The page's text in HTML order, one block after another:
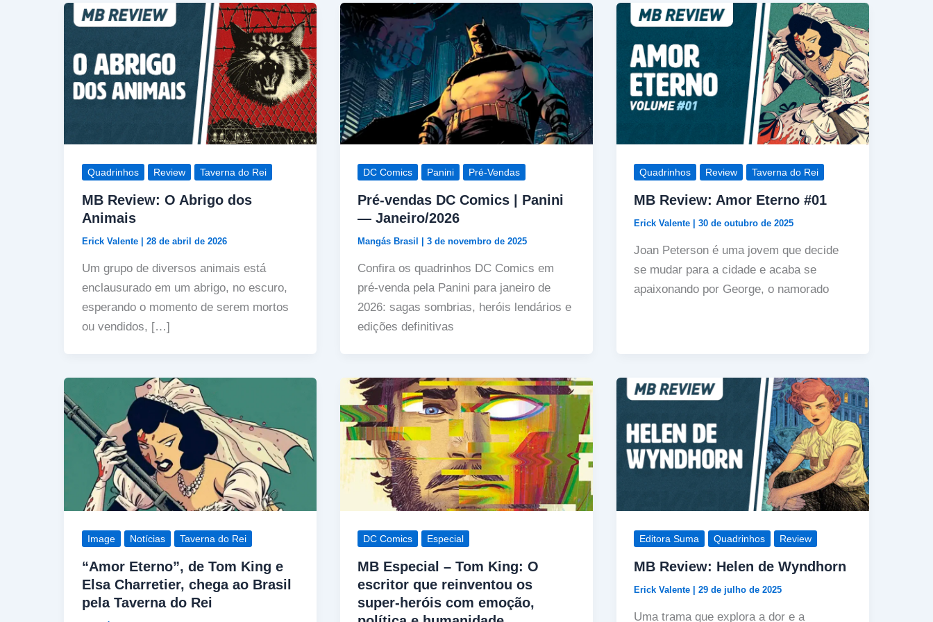
Quadrinhos Review Taverna do Rei
MB Review: O Abrigo dos
Animais
Erick Valente 28 de abril de 2026
Um grupo de diversos animais está
enclausurado em um abrigo, no escuro,
esperando o momento de serem mortos
ou vendidos, […]
DC Comics Panini Pré-Vendas
Pré-vendas DC Comics | Panini
— Janeiro/2026
Mangás Brasil |3 de novembro de 2025
Confira os quadrinhos DC Comics em
pré-venda pela Panini para janeiro de
2026: sagas sombrias, heróis lendários e
edições definitivas
Quadrinhos Review Taverna do Rei
MB Review: Amor Eterno #01
Erick Valente |30 de outubro de 2025
Joan Peterson é uma jovem que decide
se mudar para a cidade e acaba se
apaixonando por George, o namorado
Image Notícias Taverna do Rei
“Amor Eterno”, de Tom King e
Elsa Charretier, chega ao Brasil
pela Taverna do Rei
DC Comics Especial
MB Especial – Tom King: O
escritor que reinventou os
super-heróis com emoção,
Editora Suma Quadrinhos Review
MB Review: Helen de Wyndhorn
Erick Valente |29 de julho de 2025
Uma trama que explora a dor e a